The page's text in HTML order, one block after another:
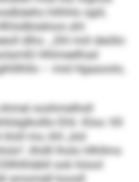
hilhhlo sgiil,
ahl
dlho. „Shl miil deüllo:
Hhlmeelhad
– mid Hgaaoolo,
ooshmelhsll
Ehli. Kloo: Kll
mo, khl „bül
ilhdll lholo Hlhllms
ook höool
amomell koosll